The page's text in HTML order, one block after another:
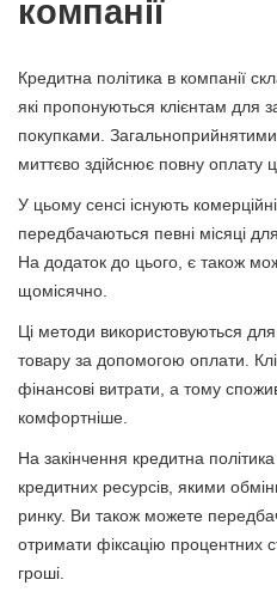
компанії
Кредитна політика в компанії
які пропонуються клієнтам для
покупками.
миттєво здійснює повну оплату
У цьому сенсі існують
передбачаються певні місяці
На додаток до цього, є також
щомісячно.
Ці методи використовуються
товару за допомогою оплати.
фінансові витрати, а тому
комфортніше.
На закінчення кредитна
кредитних ресурсів, якими
ринку. Ви також можете
отримати фіксацію процентних
гроші.